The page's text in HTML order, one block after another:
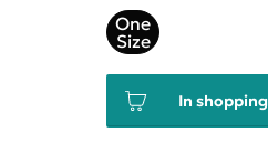
One
Size
In